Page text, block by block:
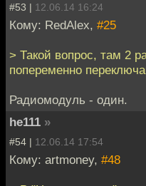
#53 | 12.06.14 16:24
Кому: RedAlex, #25
> Такой вопрос, там 2
попеременно
Радиомодуль - один.
he111 »
#54 | 12.06.14 17:54
Кому: artmoney, #48